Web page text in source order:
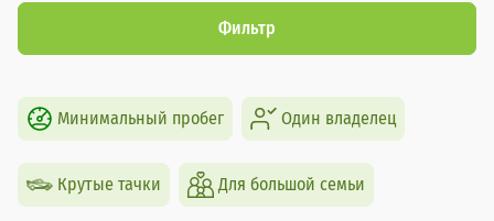
Фильтр
Минимальный пробег Один владелец
Крутые тачки Для большой семьи